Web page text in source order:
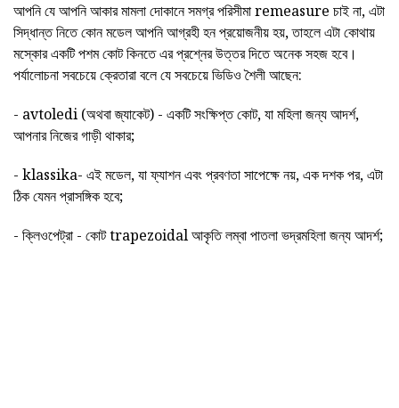
আপনি যে আপনি আকার মামলা দোকানে সমগ্র পরিসীমা remeasure চাই না, এটা
সিদ্ধান্ত নিতে কোন মডেল আপনি আগ্রহী হন প্রয়োজনীয় হয়, তাহলে এটা কোথায়
মস্কোর একটি পশম কোট কিনতে এর প্রশ্নের উত্তর দিতে অনেক সহজ হবে।
পর্যালোচনা সবচেয়ে ক্রেতারা বলে যে সবচেয়ে ভিডিও শৈলী আছেন:
- avtoledi (অথবা জ্যাকেট) - একটি সংক্ষিপ্ত কোট, যা মহিলা জন্য আদর্শ,
আপনার নিজের গাড়ী থাকার;
- klassika- এই মডেল, যা ফ্যাশন এবং প্রবণতা সাপেক্ষে নয়, এক দশক পর, এটা
ঠিক যেমন প্রাসঙ্গিক হবে;
- ক্লিওপেট্রা - কোট trapezoidal আকৃতি লম্বা পাতলা ভদ্রমহিলা জন্য আদর্শ;